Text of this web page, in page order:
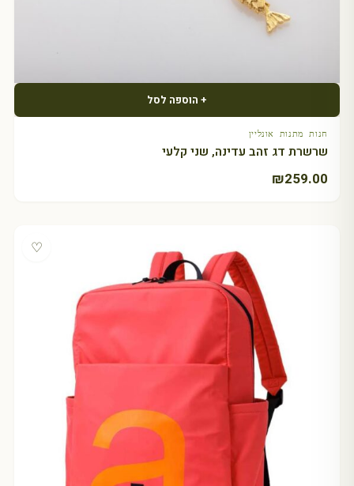
+ הוספה לסל
חנות מתנות אונליין
שרשרת דג זהב עדינה, שני קלעי
₪259.00
♡